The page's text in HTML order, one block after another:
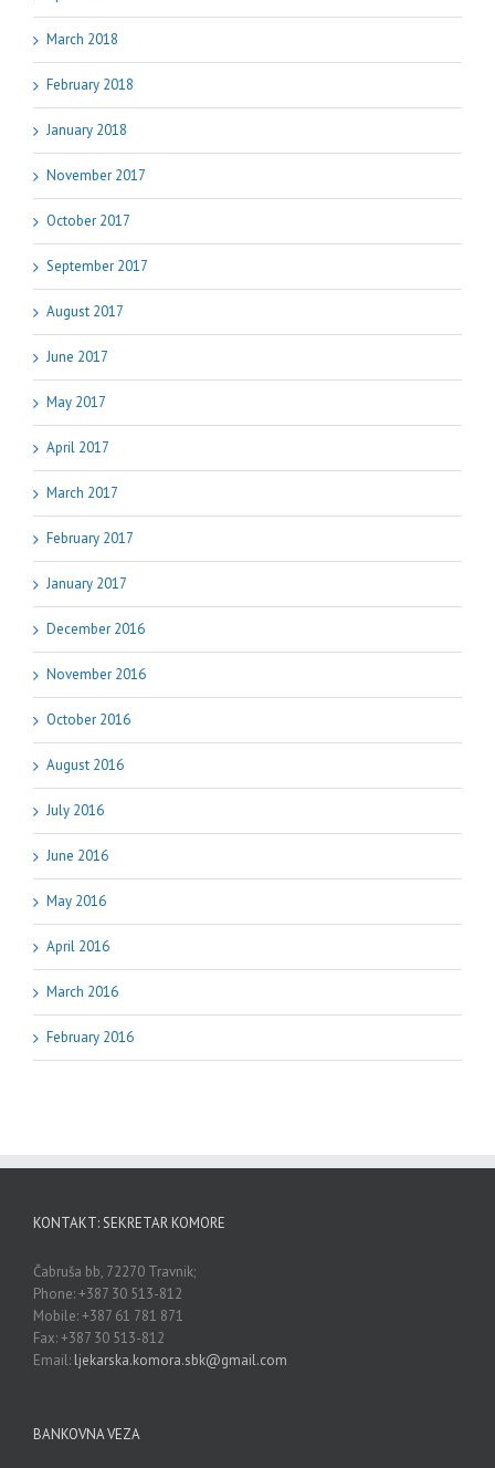
March 2018
February 2018
January 2018
November 2017
October 2017
September 2017
August 2017
June 2017
May 2017
April 2017
March 2017
February 2017
January 2017
December 2016
November 2016
October 2016
August 2016
July 2016
June 2016
May 2016
April 2016
March 2016
February 2016
KONTAKT: SEKRETAR KOMORE
Čabruša bb, 72270 Travnik;
Phone: +387 30 513-812
Mobile: +387 61 781 871
Fax: +387 30 513-812
Email: ljekarska.komora.sbk@gmail.com
BANKOVNA VEZA